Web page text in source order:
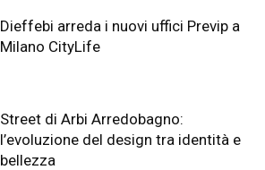
Dieffebi arreda i nuovi uffici Previp a
Milano CityLife
Street di Arbi Arredobagno:
l’evoluzione del design tra identità e
bellezza